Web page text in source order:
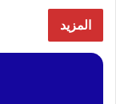
المزيد